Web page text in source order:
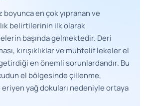
boyunca en çok yıpranan ve
belirtilerinin ilk olarak
başında gelmektedir. Deri
kırışıklıklar ve muhtelif lekeler el
en önemli sorunlardandır. Bu
el bölgesinde çillenme,
eriyen yağ dokuları nedeniyle ortaya